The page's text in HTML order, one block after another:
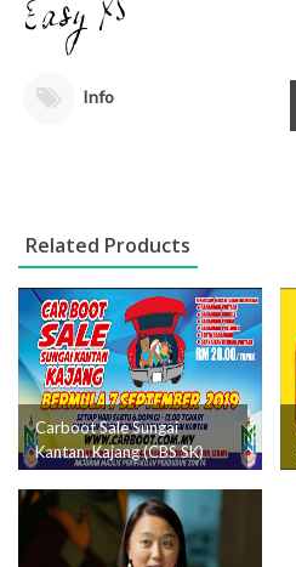
Info
Related Products
Carboot Sale Sungai
Kantan, Kajang (CBS SK)